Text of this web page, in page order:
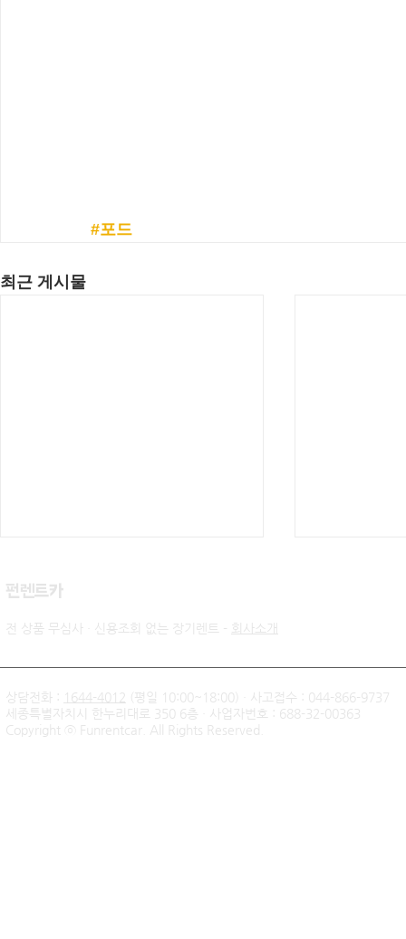
#포드
최근 게시물
신불자 기아 쏘렌토 하이브리
드 무심사 장기렌트 출고후기
팰리세이드
​펀렌트카
전 상품 무심사 · 신용조회 없는 장기렌트 - 회사소개
상담전화 : 1644-4012
(평일 10:00~18:00) · 사고접수 : 044-866-9737
세종특별자치시 한누리대로 350 6층 · 사업자번호 : 688-32-00363
Copyright ⓒ Funrentcar. All Rights Reserved.